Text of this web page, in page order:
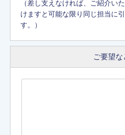
（差し支えなければ、ご紹介い
けますと可能な限り同じ担当に
す。）
ご要望な